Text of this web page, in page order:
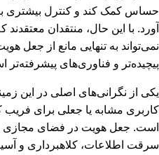
حساس کمک کند و کنترل بیشتری
آورد. با این حال، منتقدان
نمی‌تواند به تنهایی مانع از جعل
پیچیده‌تر و فناوری‌های پیشرفته‌تر
یکی از نگرانی‌های اصلی در این
کاربری مشابه یا جعلی برای فریب
است. جعل هویت در فضای مجازی
سرقت اطلاعات، کلاهبرداری و